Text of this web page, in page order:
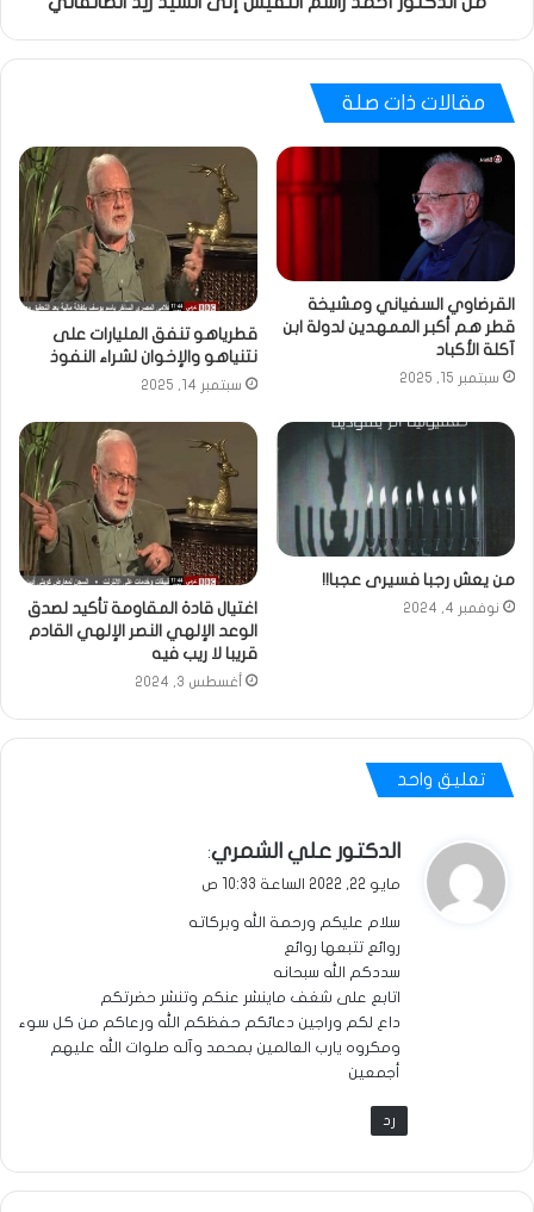
مقالات ذات صلة
القرضاوي السفياني ومشيخة
قطر هم أكبر الممهدين لدولة ابن
آكلة الأكباد
سبتمبر 15, 2025
قطرياهو تنفق المليارات على
نتنياهو والإخوان لشراء النفوذ
سبتمبر 14, 2025
من يعش رجبا فسيرى عجبا!!
نوفمبر 4, 2024
اغتيال قادة المقاومة تأكيد لصدق
الوعد الإلهي النصر الإلهي القادم
قريبا لا ريب فيه
أغسطس 3, 2024
تعليق واحد
ي
ل
الدكتور علي الشمري:
مايو 22, 2022 الساعة 10:33 ص
سلام عليكم ورحمة الله وبركاته
روائع تتبعها روائع
سددكم الله سبحانه
اتابع على شغف ماينشر عنكم وتنشر حضرتكم
داع لكم وراجين دعائكم حفظكم الله ورعاكم من كل سوء
ومكروه يارب العالمين بمحمد وآله صلوات الله عليهم
أجمعين
رد